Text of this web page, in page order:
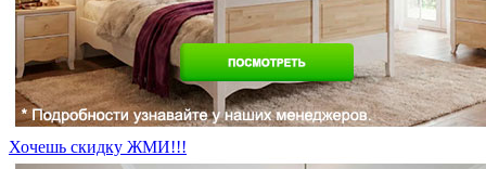
Хочешь скидку ЖМИ!!!